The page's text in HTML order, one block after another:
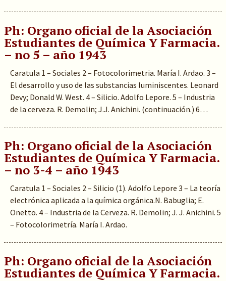
Ph: Organo oficial de la Asociación
Estudiantes de Química Y Farmacia.
– no 5 – año 1943
Caratula 1 – Sociales 2 – Fotocolorimetria. María I. Ardao. 3 –
El desarrollo y uso de las substancias luminiscentes. Leonard
Devy; Donald W. West. 4 – Silicio. Adolfo Lepore. 5 – Industria
de la cerveza. R. Demolin; J.J. Anichini. (continuación.) 6…
Ph: Organo oficial de la Asociación
Estudiantes de Química Y Farmacia.
– no 3-4 – año 1943
Caratula 1 – Sociales 2 – Silicio (1). Adolfo Lepore 3 – La teoría
electrónica aplicada a la química orgánica.N. Babuglia; E.
Onetto. 4 – Industria de la Cerveza. R. Demolin; J. J. Anichini. 5
– Fotocolorimetría. María I. Ardao.
Ph: Organo oficial de la Asociación
Estudiantes de Química Y Farmacia.